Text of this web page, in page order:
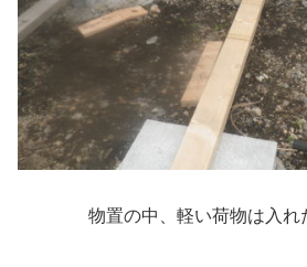
物置の中、軽い荷物は入れ